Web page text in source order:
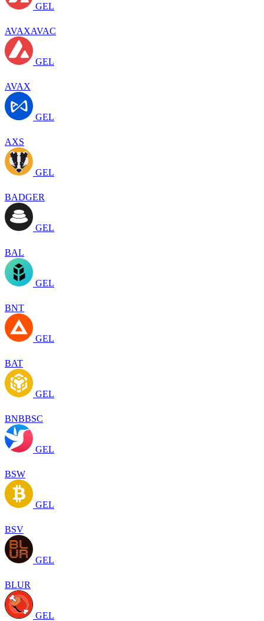
GEL
AVAXAVAC
GEL
AVAX
GEL
AXS
GEL
BADGER
GEL
BAL
GEL
BNT
GEL
BAT
GEL
BNBBSC
GEL
BSW
GEL
BSV
GEL
BLUR
GEL